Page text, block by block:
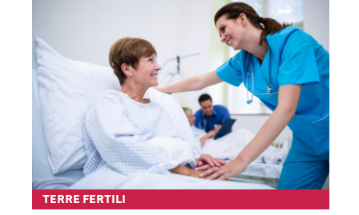
TERRE FERTILI